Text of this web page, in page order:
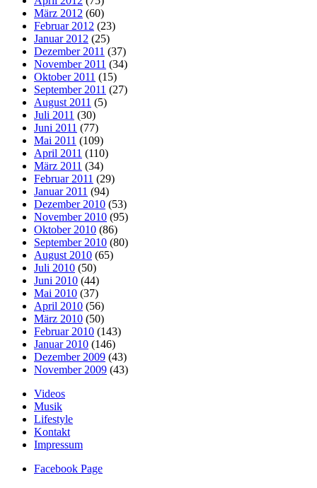
März 2012 (60)
Februar 2012 (23)
Januar 2012 (25)
Dezember 2011 (37)
November 2011 (34)
Oktober 2011 (15)
September 2011 (27)
August 2011 (5)
Juli 2011 (30)
Juni 2011 (77)
Mai 2011 (109)
April 2011 (110)
März 2011 (34)
Februar 2011 (29)
Januar 2011 (94)
Dezember 2010 (53)
November 2010 (95)
Oktober 2010 (86)
September 2010 (80)
August 2010 (65)
Juli 2010 (50)
Juni 2010 (44)
Mai 2010 (37)
April 2010 (56)
März 2010 (50)
Februar 2010 (143)
Januar 2010 (146)
Dezember 2009 (43)
November 2009 (43)
Videos
Musik
Lifestyle
Kontakt
Impressum
Facebook Page